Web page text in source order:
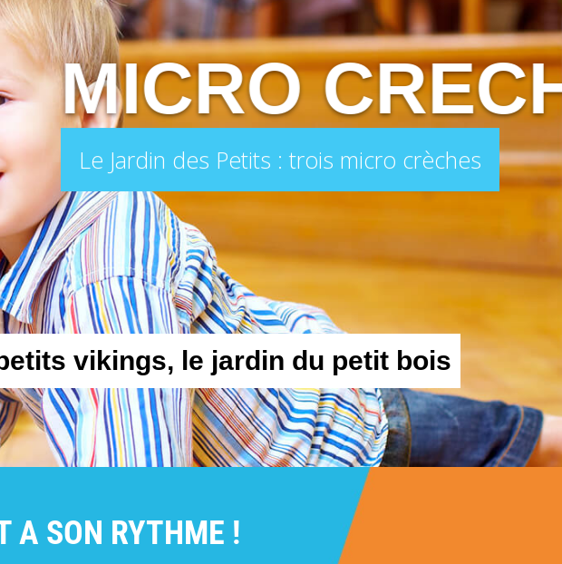
MICRO
Le Jardin des Petits : trois micro crèches
etits vikings, le jardin du petit bois
A SON RYTHME !